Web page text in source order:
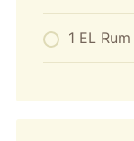
1 EL Rum